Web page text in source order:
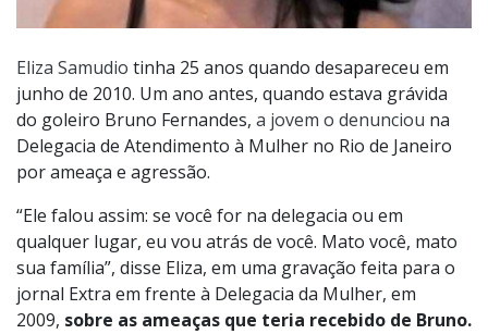
Eliza Samudio tinha 25 anos quando desapareceu em
junho de 2010. Um ano antes, quando estava grávida
do goleiro Bruno Fernandes, a jovem o denunciou na
Delegacia de Atendimento à Mulher no Rio de Janeiro
por ameaça e agressão.
“Ele falou assim: se você for na delegacia ou em
qualquer lugar, eu vou atrás de você. Mato você, mato
sua família”, disse Eliza, em uma gravação feita para o
jornal Extra em frente à Delegacia da Mulher, em
2009, sobre as ameaças que teria recebido de Bruno.